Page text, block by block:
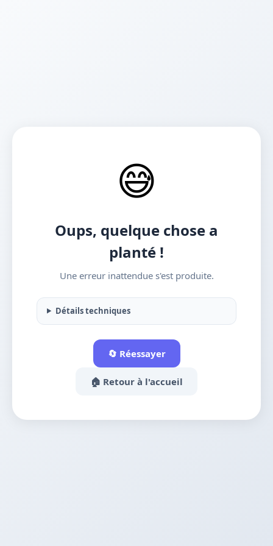
😅
Oups, quelque chose a
planté !
Une erreur inattendue s'est produite.
Détails techniques
🔄 Réessayer
🏠 Retour à l'accueil